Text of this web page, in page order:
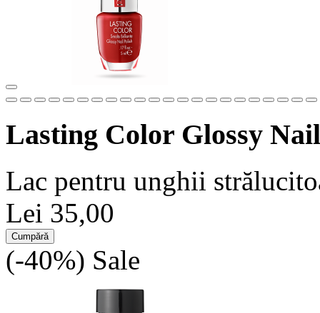
Lasting Color Glossy
Lac pentru unghii
Lei 35,00
Cumpără
(-40%) Sale